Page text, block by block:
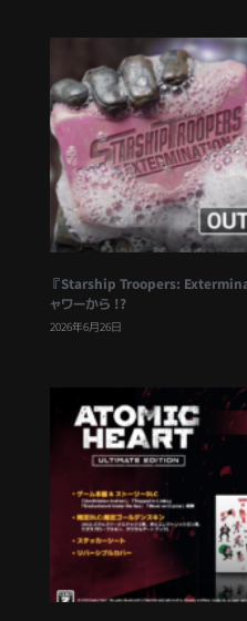
『Starship Troopers:
ャワーから !?
2026年6月26日